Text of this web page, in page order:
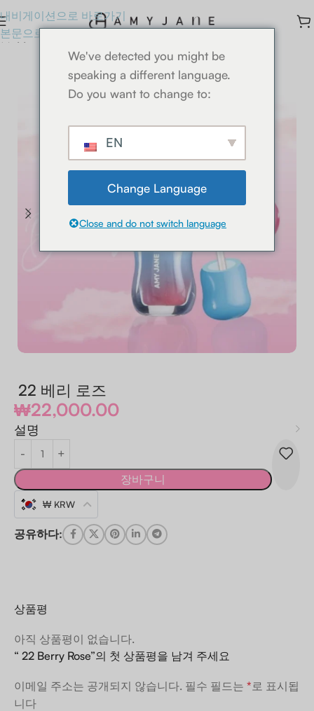
내비게이션으로 바로가기
본문으로 바로가기
홈 립글레이즈
22 베리 로즈
₩22,000.00
설명
장바구니
₩ KRW
공유하다:
상품평
아직 상품평이 없습니다.
“ 22 Berry Rose”의 첫 상품평을 남겨 주세요
이메일 주소는 공개되지 않습니다. 필수 필드는 * 로 표시됩
니다
We've detected you might be
speaking a different language.
Do you want to change to:
EN
Change Language
Close and do not switch language